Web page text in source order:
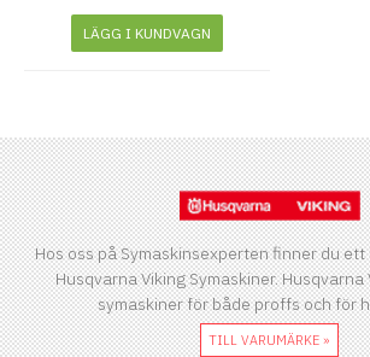
LÄGG I KUNDVAGN
Hos oss på Symaskinsexperten finner du
Husqvarna Viking Symaskiner.
symaskiner för både proffs och för
TILL VARUMÄRKE »